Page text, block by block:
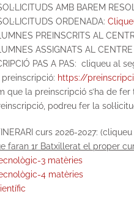
AMB BAREM
ORDENADA:
PREINSCRITS AL
ASSIGNATS AL
PAS A PAS: cliqueu
https://
que la preinscripció s’ha de
podreu fer la
curs 2026-2027: (cliqueu
faran 1r Batxillerat el proper
3 matèries
4 matèries